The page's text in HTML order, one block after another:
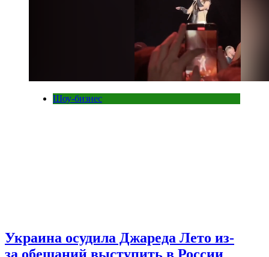
Шоу-бизнес
Украина осудила Джареда Лето из-